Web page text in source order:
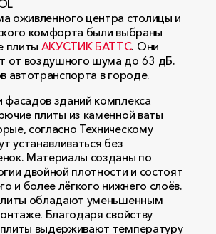
оживленного центра столицы и
комфорта были выбраны
плиты АКУСТИК БАТТС. Они
от воздушного шума до 63 дБ.
автотранспорта в городе.
фасадов зданий комплекса
плиты из каменной ваты
согласно Техническому
устанавливаться без
Материалы созданы по
двойной плотности и состоят
и более лёгкого нижнего слоёв.
обладают уменьшенным
Благодаря свойству
выдерживают температуру